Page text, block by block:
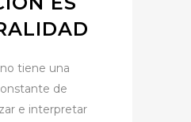
tiene una
de
e interpretar